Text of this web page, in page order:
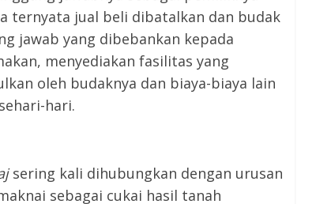
ternyata jual beli dibatalkan dan budak
jawab yang dibebankan kepada
menyediakan fasilitas yang
oleh budaknya dan biaya-biaya lain
hari.
sering kali dihubungkan dengan urusan
sebagai cukai hasil tanah